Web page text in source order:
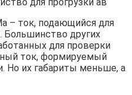
– ток, подающийся для
Большинство других
для проверки
ток, формируемый
Но их габариты меньше, а